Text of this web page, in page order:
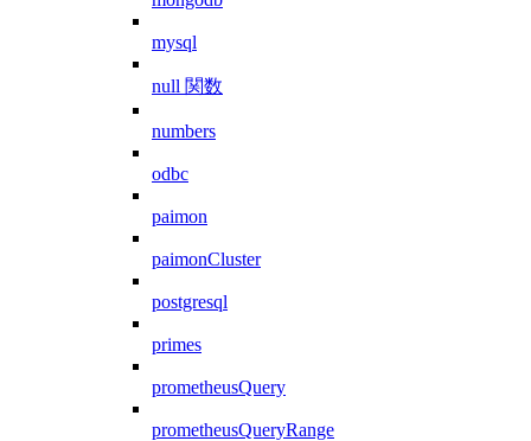
mysql
null 関数
numbers
odbc
paimon
paimonCluster
postgresql
primes
prometheusQuery
prometheusQueryRange